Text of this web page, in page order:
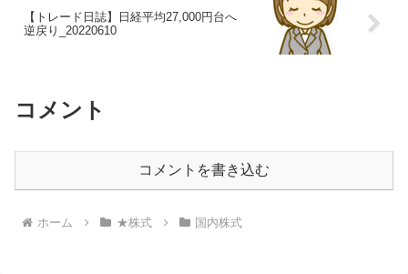
【トレード日誌】日経平均27,000円台へ
逆戻り_20220610
コメント
コメントを書き込む
ホーム ★株式 国内株式